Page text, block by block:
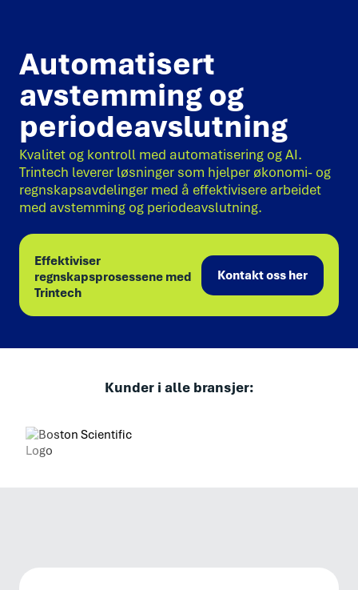
Automatisert
avstemming og
periodeavslutning
Kvalitet og kontroll med automatisering og AI.
Trintech leverer løsninger som hjelper økonomi- og
regnskapsavdelinger med å effektivisere arbeidet
med avstemming og periodeavslutning.
Effektiviser
regnskapsprosessene med
Trintech
Kontakt oss her
Kunder i alle bransjer: